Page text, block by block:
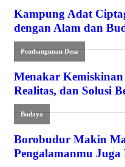
Kampung Adat
dengan Alam dan
Pembangunan Desa
Menakar Kemiskinan
Realitas, dan Solusi
Budaya
Borobudur Makin
Pengalamanmu